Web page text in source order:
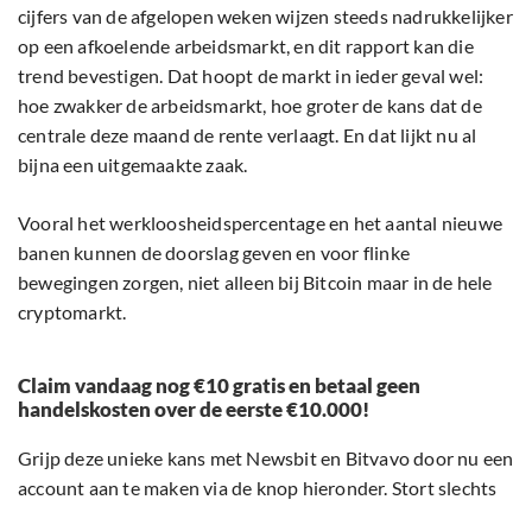
cijfers van de afgelopen weken wijzen steeds nadrukkelijker
op een afkoelende arbeidsmarkt, en dit rapport kan die
trend bevestigen. Dat hoopt de markt in ieder geval wel:
hoe zwakker de arbeidsmarkt, hoe groter de kans dat de
centrale deze maand de rente verlaagt. En dat lijkt nu al
bijna een uitgemaakte zaak.
Vooral het werkloosheidspercentage en het aantal nieuwe
banen kunnen de doorslag geven en voor flinke
bewegingen zorgen, niet alleen bij Bitcoin maar in de hele
cryptomarkt.
Claim vandaag nog €10 gratis en betaal geen
handelskosten over de eerste €10.000!
Grijp deze unieke kans met Newsbit en Bitvavo door nu een
account aan te maken via de knop hieronder. Stort slechts